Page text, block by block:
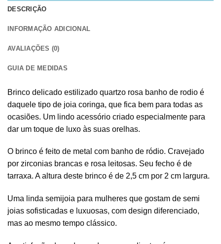
DESCRIÇÃO
INFORMAÇÃO ADICIONAL
AVALIAÇÕES (0)
GUIA DE MEDIDAS
Brinco delicado estilizado quartzo rosa banho de rodio é
daquele tipo de joia coringa, que fica bem para todas as
ocasiões. Um lindo acessório criado especialmente para
dar um toque de luxo às suas orelhas.
O brinco é feito de metal com banho de ródio. Cravejado
por zirconias brancas e rosa leitosas. Seu fecho é de
tarraxa. A altura deste brinco é de 2,5 cm por 2 cm largura.
Uma linda semijoia para mulheres que gostam de semi
joias sofisticadas e luxuosas, com design diferenciado,
mas ao mesmo tempo clássico.